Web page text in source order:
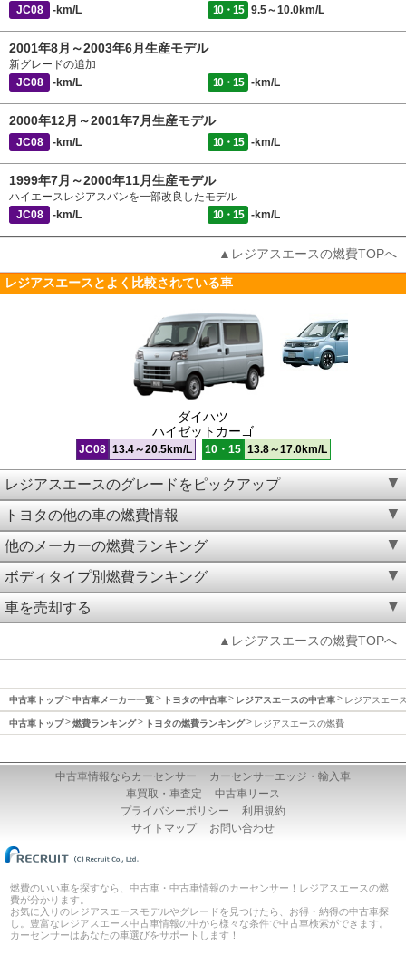
JC08
-km/L 10・15 9.5～10.0km/L
2001年8月～2003年6月生産モデル
新グレードの追加
JC08
-km/L 10・15 -km/L
2000年12月～2001年7月生産モデル
JC08 -km/L 10・15 -km/L
1999年7月～2000年11月生産モデル
ハイエースレジアスバンを一部改良したモデル
JC08
-km/L 10・15 -km/L
▲レジアスエースの燃費TOPへ
レジアスエースとよく比較されている車
ダイハツ
ハイゼットカーゴ
JC08 13.4～20.5km/L 10・15 13.8～17.0km/L
レジアスエースのグレードをピックアップ
トヨタの他の車の燃費情報
他のメーカーの燃費ランキング
ボディタイプ別燃費ランキング
車を売却する
▲レジアスエースの燃費TOPへ
中古車トップ 中古車メーカー一覧 トヨタの中古車 レジアスエースの中古車 レジアスエー
中古車トップ 燃費ランキング トヨタの燃費ランキング レジアスエースの燃費
中古車情報ならカーセンサー
カーセンサーエッジ・輸入車
車買取・車査定
中古車リース
プライバシーポリシー
利用規約
サイトマップ
お問い合わせ
燃費のいい車を探すなら、中古車・中古車情報のカーセンサー！レジアスエースの燃
費が分かります。
お気に入りのレジアスエースモデルやグレードを見つけたら、お得・納得の中古車探
し。豊富なレジアスエース中古車情報の中から様々な条件で中古車検索ができます。
カーセンサーはあなたの車選びをサポートします！